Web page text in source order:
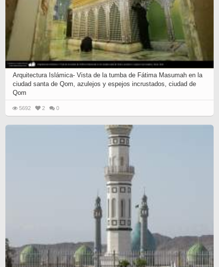
Arquitectura Islámica- Vista de la tumba de Fátima Masumah en la
ciudad santa de Qom, azulejos y espejos incrustados, ciudad de
Qom
5692 2 0